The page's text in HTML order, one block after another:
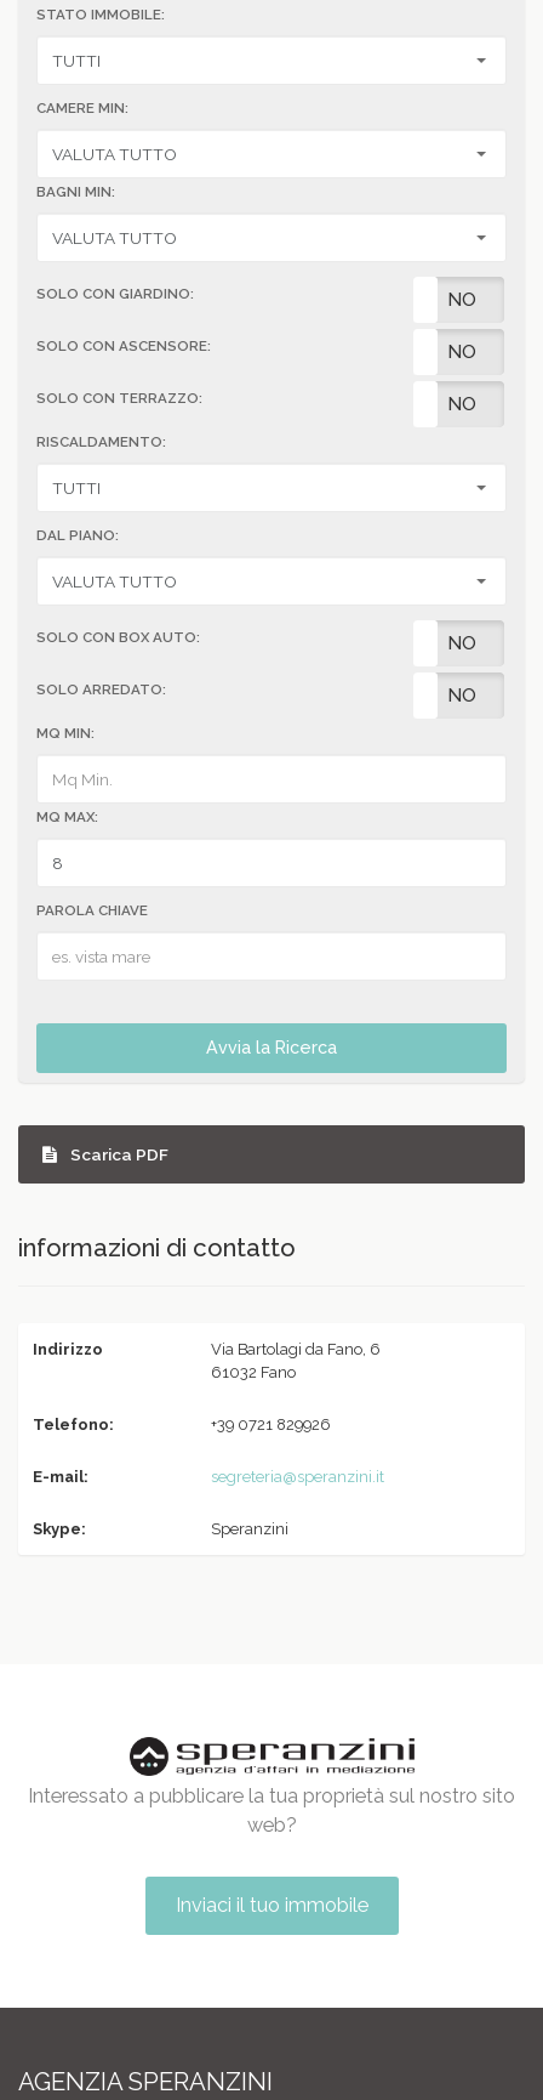
STATO IMMOBILE:
CAMERE MIN:
BAGNI MIN:
SOLO CON GIARDINO: NO
SOLO CON ASCENSORE: NO
SOLO CON TERRAZZO: NO
RISCALDAMENTO:
DAL PIANO:
SOLO CON BOX AUTO: NO
SOLO ARREDATO: NO
MQ MIN:
MQ MAX:
PAROLA CHIAVE
Avvia la Ricerca
Scarica PDF
informazioni di contatto
Indirizzo
Via Bartolagi da Fano, 6
61032 Fano
Telefono: +39 0721 829926
E-mail: segreteria@speranzini.it
Skype: Speranzini
Interessato a pubblicare la tua proprietà sul nostro sito
web?
Inviaci il tuo immobile
AGENZIA SPERANZINI